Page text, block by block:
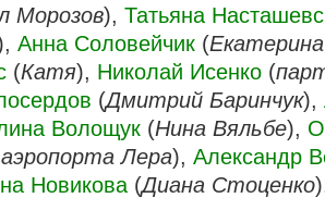
Морозов), Татьяна
Анна Соловейчик (
(Катя), Николай Исенко (
(Дмитрий Баринчук),
Волощук (Нина Вяльбе),
Лера), Александр
Новикова (Диана Стоценко